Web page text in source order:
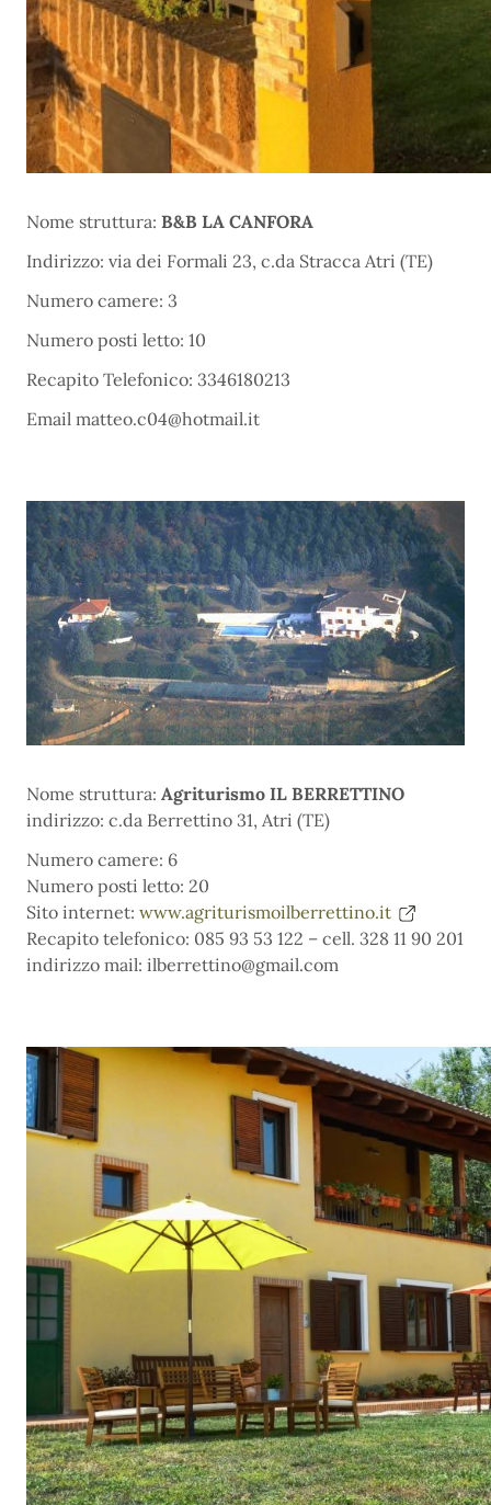
Nome struttura: B&B LA CANFORA
Indirizzo: via dei Formali 23, c.da Stracca Atri (TE)
Numero camere: 3
Numero posti letto: 10
Recapito Telefonico: 3346180213
Email matteo.c04@hotmail.it
Nome struttura: Agriturismo IL BERRETTINO
indirizzo: c.da Berrettino 31, Atri (TE)
Numero camere: 6
Numero posti letto: 20
Sito internet: www.agriturismoilberrettino.it
Recapito telefonico: 085 93 53 122 – cell. 328 11 90 201
indirizzo mail: ilberrettino@gmail.com